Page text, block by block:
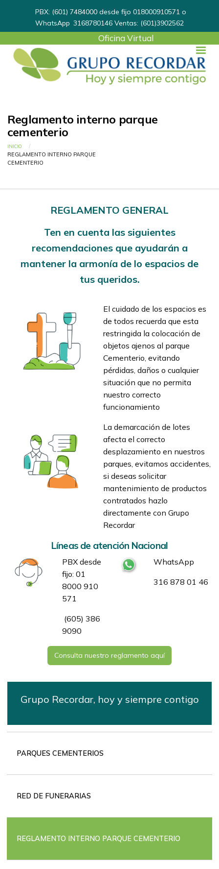
PBX: (601) 7484000 desde fijo 018000910571 o
WhatsApp 3168780146Ventas: (601)3902562
User
menu
Oficina Virtual
Reglamento interno parque
cementerio
Ruta de navegación
INICIO
CURRENT:
REGLAMENTO INTERNO PARQUE
CEMENTERIO
REGLAMENTO GENERAL
Ten en cuenta las siguientes
recomendaciones que ayudarán a
mantener la armonía de lo espacios de
tus queridos.
El cuidado de los espacios es
de todos recuerda que esta
restringida la colocación de
objetos ajenos al parque
Cementerio, evitando
pérdidas, daños o cualquier
situación que no permita
nuestro correcto
funcionamiento
La demarcación de lotes
afecta el correcto
desplazamiento en nuestros
parques, evitamos accidentes,
si deseas solicitar
mantenimiento de productos
contratados hazlo
directamente con Grupo
Recordar
Líneas de atención Nacional
PBX desde
fijo: 01
8000 910
571
(605) 386
9090
WhatsApp
316 878 01 46
Consulta nuestro reglamento aquí
Grupo Recordar, hoy y siempre contigo
dePARQUES CEMENTERIOS
RED DE FUNERARIAS
REGLAMENTO INTERNO PARQUE CEMENTERIO